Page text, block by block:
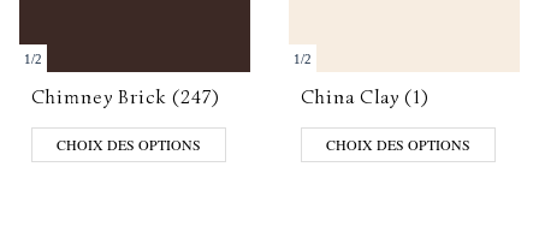
1/2
Chimney Brick (247)
CHOIX DES OPTIONS
1/2
China Clay (1)
CHOIX DES OPTIONS